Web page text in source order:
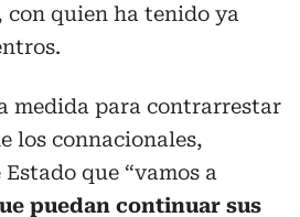
quien ha tenido ya
medida para contrarrestar
los connacionales,
que “vamos a
puedan continuar sus